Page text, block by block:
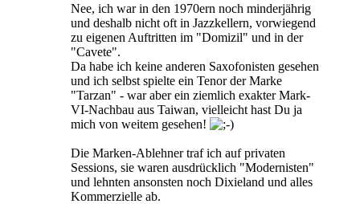
Nee, ich war in den 1970ern noch minderjährig
und deshalb nicht oft in Jazzkellern, vorwiegend
zu eigenen Auftritten im "Domizil" und in der
"Cavete".
Da habe ich keine anderen Saxofonisten gesehen
und ich selbst spielte ein Tenor der Marke
"Tarzan" - war aber ein ziemlich exakter Mark-
VI-Nachbau aus Taiwan, vielleicht hast Du ja
mich von weitem gesehen!
Die Marken-Ablehner traf ich auf privaten
Sessions, sie waren ausdrücklich "Modernisten"
und lehnten ansonsten noch Dixieland und alles
Kommerzielle ab.